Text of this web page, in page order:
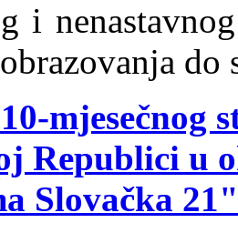
i
do
mjesečnog
Republici u
Slovačka 21"